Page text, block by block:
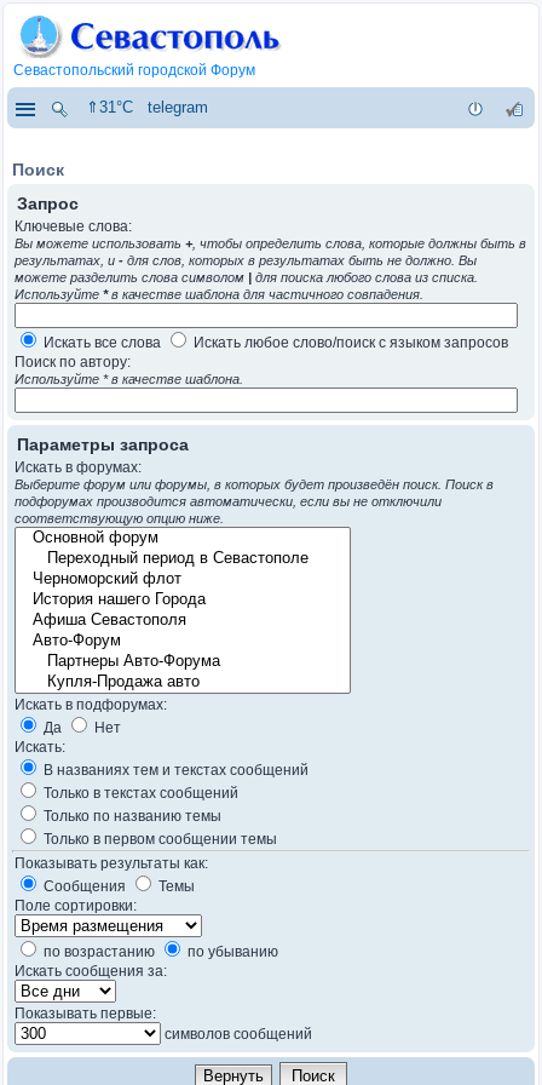
Севастопольский городской Форум
⇑31°C telegram
Поиск
Запрос
Ключевые слова:
Вы можете использовать +, чтобы определить слова, которые должны быть в
результатах, и - для слов, которых в результатах быть не должно. Вы
можете разделить слова символом | для поиска любого слова из списка.
Используйте *в качестве шаблона для частичного совпадения.
Искать все слова
Искать любое слово/поиск с языком запросов
Поиск по автору:
Используйте * в качестве шаблона.
Параметры запроса
Искать в форумах:
Выберите форум или форумы, в которых будет произведён поиск. Поиск в
подфорумах производится автоматически, если вы не отключили
соответствующую опцию ниже.
Искать в подфорумах:
Да
Нет
Искать:
В названиях тем и текстах сообщений
Только в текстах сообщений
Только по названию темы
Только в первом сообщении темы
Показывать результаты как:
Сообщения
Темы
Поле сортировки:
по возрастанию
по убыванию
Искать сообщения за:
Показывать первые:
символов сообщений